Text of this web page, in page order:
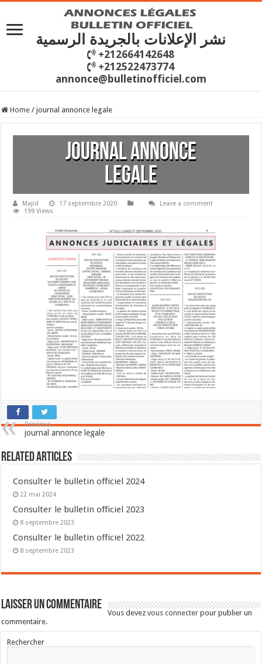
نشر الإعلانات بالجريدة الرسمية
+212664142648
+212522473774
annonce@bulletinofficiel.com
Home / journal annonce legale
journal annonce
legale
Majid 17 septembre 2020
Leave a comment
199 Views
Previous
journal annonce legale
Related Articles
Consulter le bulletin officiel 2024
22 mai 2024
Consulter le bulletin officiel 2023
8 septembre 2023
Consulter le bulletin officiel 2022
8 septembre 2023
Laisser un commentaire
Vous devezvous connecter pour publier un
commentaire.
Rechercher